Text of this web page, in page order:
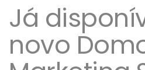
Já
novo